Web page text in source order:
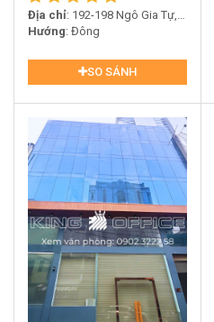
Địa chỉ: 192-198 Ngô Gia Tự,
Phường 4, Quận 10
Hướng : Đông
SO SÁNH